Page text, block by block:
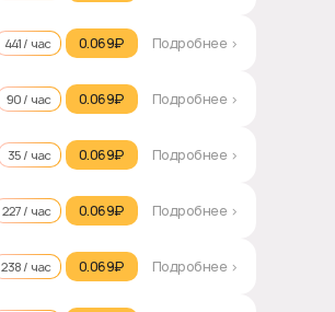
441 / час 0.069₽‎ Подробнее >
90 / час 0.069₽‎ Подробнее >
35 / час 0.069₽‎ Подробнее >
227 / час 0.069₽‎ Подробнее >
238 / час 0.069₽‎ Подробнее >